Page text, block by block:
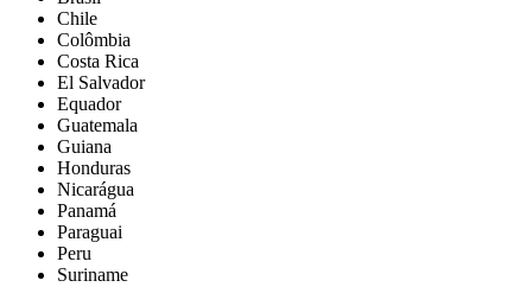
Chile
Colômbia
Costa Rica
El Salvador
Equador
Guatemala
Guiana
Honduras
Nicarágua
Panamá
Paraguai
Peru
Suriname